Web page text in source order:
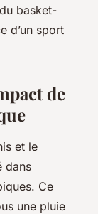
basket-
d’un sport
de
et le
dans
Ce
une pluie